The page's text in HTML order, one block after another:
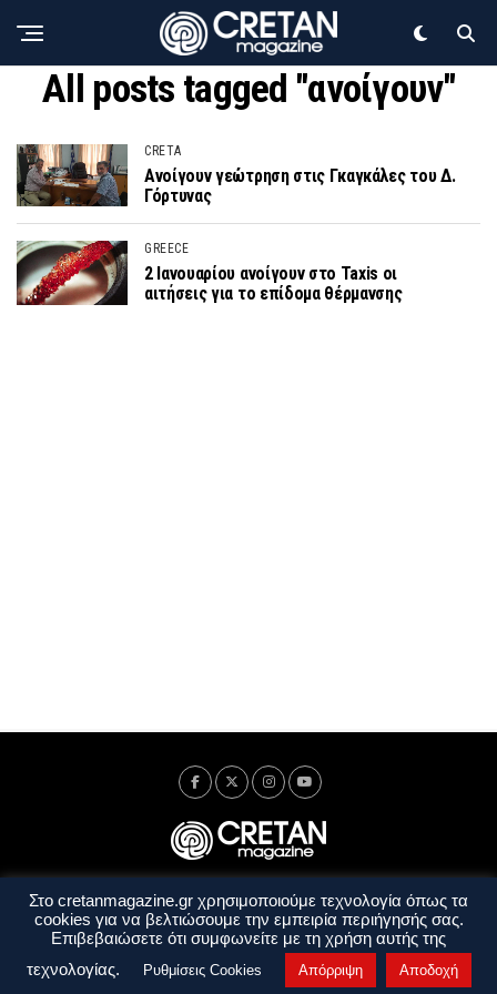
All posts tagged "ανοίγουν"
CRETA
Ανοίγουν γεώτρηση στις Γκαγκάλες του Δ.
Γόρτυνας
GREECE
2 Ιανουαρίου ανοίγουν στο Taxis οι
αιτήσεις για το επίδομα θέρμανσης
Ταυτότητα Πολιτική Απορρήτου
Όροι Χρήσης
Όροι και Προϋποθέσεις
Στο cretanmagazine.gr χρησιμοποιούμε τεχνολογία όπως τα
cookies για να βελτιώσουμε την εμπειρία περιήγησής σας.
Επιβεβαιώσετε ότι συμφωνείτε με τη χρήση αυτής της
τεχνολογίας.
Ρυθμίσεις Cookies Απόρριψη Αποδοχή